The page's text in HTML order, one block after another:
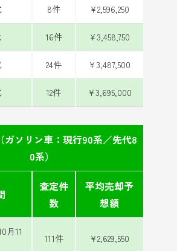
8件 ¥2,596,250
16件 ¥3,458,750
24件 ¥3,487,500
12件 ¥3,695,000
ガソリン車：現行90系／先代8
0系）
査定件
数
平均売却予
想額
月11
111件 ¥2,629,550